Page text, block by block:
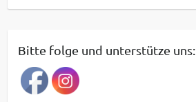
e
r
a
g
Bitte folge und unterstütze uns: